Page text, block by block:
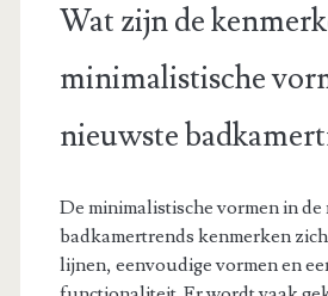
Wat zijn de
minimalistische
nieuwste
De minimalistische vormen in de
badkamertrends kenmerken
lijnen, eenvoudige vormen en